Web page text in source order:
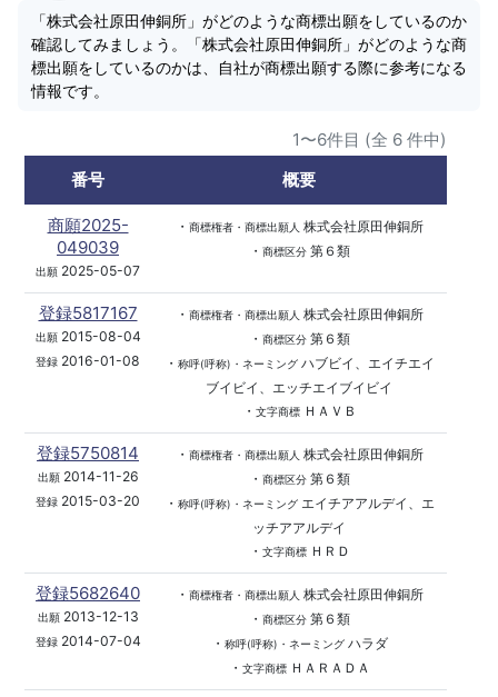
「株式会社原田伸銅所」がどのような商標出願をしているのか
確認してみましょう。「株式会社原田伸銅所」がどのような商
標出願をしているのかは、自社が商標出願する際に参考になる
情報です。
1〜6件目 (全 6 件中)
番号
概要
商願2025-
049039
出願 2025-05-07
・ 商標権者・商標出願人 株式会社原田伸銅所
・ 商標区分第６類
登録5817167
出願2015-08-04
登録 2016-01-08
・ 商標権者・商標出願人 株式会社原田伸銅所
・ 商標区分第６類
・ 称呼(呼称)・ネーミングハブビイ、エイチエイ
ブイビイ、エッチエイブイビイ
・ 文字商標ＨＡＶＢ
登録5750814
出願2014-11-26
登録 2015-03-20
・ 商標権者・商標出願人 株式会社原田伸銅所
・ 商標区分第６類
・ 称呼(呼称)・ネーミングエイチアアルデイ、エ
ッチアアルデイ
・ 文字商標ＨＲＤ
登録5682640
出願2013-12-13
登録2014-07-04
・ 商標権者・商標出願人 株式会社原田伸銅所
・ 商標区分第６類
・ 称呼(呼称)・ネーミングハラダ
・ 文字商標ＨＡＲＡＤＡ